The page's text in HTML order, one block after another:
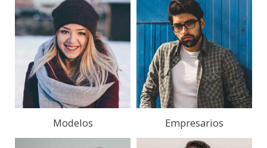
Modelos Empresarios